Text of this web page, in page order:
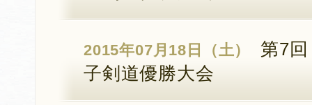
2015年07月18日（土）
第7
子剣道優勝大会